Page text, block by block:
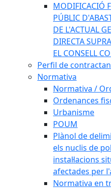
MODIFICACIÓ
PÚBLIC
DE L'ACTUAL
DIRECTA
EL CONSELL
Perfil de
Normativa
Normativa /
Ordenances
Urbanisme
POUM
Plànol de
els nuclis de
instal·lacions
afectades per
Normativa en